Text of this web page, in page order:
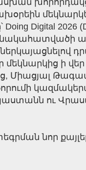
Doing Digital
ներկայացնելով
մեկնարկից ի
Միացյալ
ու
նոր քայլեր